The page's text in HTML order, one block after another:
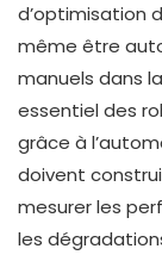
d’optimisation
même être
manuels dans
essentiel des
grâce à
doivent
mesurer les
les